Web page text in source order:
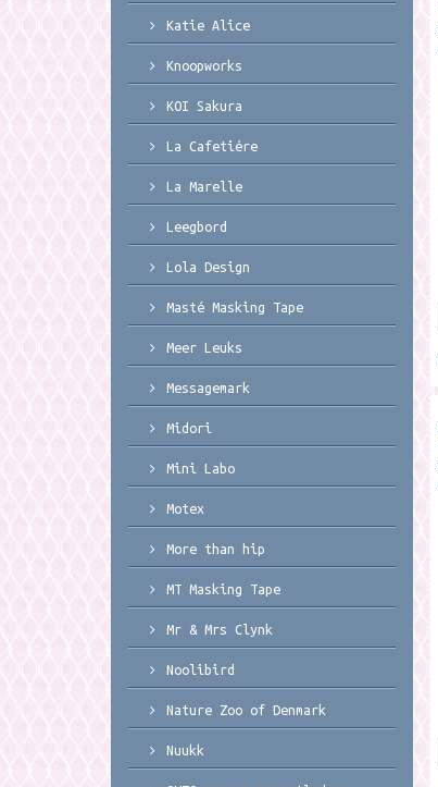
Katie Alice
Knoopworks
KOI Sakura
La Cafetiére
La Marelle
Leegbord
Lola Design
Masté Masking Tape
Meer Leuks
Messagemark
Midori
Mini Labo
Motex
More than hip
MT Masking Tape
Mr & Mrs Clynk
Noolibird
Nature Zoo of Denmark
Nuukk